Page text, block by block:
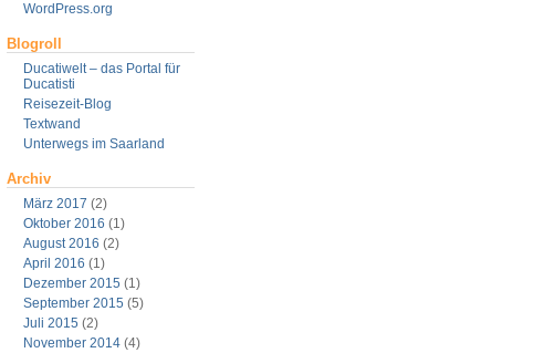
WordPress.org
Blogroll
Ducatiwelt – das Portal für
Ducatisti
Reisezeit-Blog
Textwand
Unterwegs im Saarland
Archiv
März 2017 (2)
Oktober 2016 (1)
August 2016 (2)
April 2016 (1)
Dezember 2015 (1)
September 2015 (5)
Juli 2015 (2)
November 2014(4)